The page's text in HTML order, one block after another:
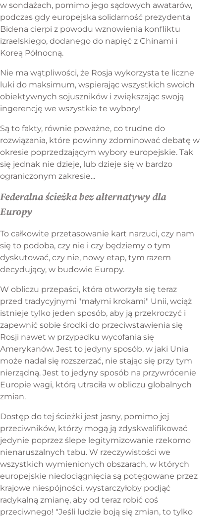
w sondażach, pomimo jego sądowych awatarów,
podczas gdy europejska solidarność prezydenta
Bidena cierpi z powodu wznowienia konfliktu
izraelskiego, dodanego do napięć z Chinami i
Koreą Północną.
Nie ma wątpliwości, że Rosja wykorzysta te liczne
luki do maksimum, wspierając wszystkich swoich
obiektywnych sojuszników i zwiększając swoją
ingerencję we wszystkie te wybory!
Są to fakty, równie poważne, co trudne do
rozwiązania, które powinny zdominować debatę w
okresie poprzedzającym wybory europejskie. Tak
się jednak nie dzieje, lub dzieje się w bardzo
ograniczonym zakresie...
Federalna ścieżka bez alternatywy dla
Europy
To całkowite przetasowanie kart narzuci, czy nam
się to podoba, czy nie i czy będziemy o tym
dyskutować, czy nie, nowy etap, tym razem
decydujący, w budowie Europy.
W obliczu przepaści, która otworzyła się teraz
przed tradycyjnymi "małymi krokami" Unii, wciąż
istnieje tylko jeden sposób, aby ją przekroczyć i
zapewnić sobie środki do przeciwstawienia się
Rosji nawet w przypadku wycofania się
Amerykanów. Jest to jedyny sposób, w jaki Unia
może nadal się rozszerzać, nie stając się przy tym
nierządną. Jest to jedyny sposób na przywrócenie
Europie wagi, którą utraciła w obliczu globalnych
zmian.
Dostęp do tej ścieżki jest jasny, pomimo jej
przeciwników, którzy mogą ją zdyskwalifikować
jedynie poprzez ślepe legitymizowanie rzekomo
nienaruszalnych tabu. W rzeczywistości we
wszystkich wymienionych obszarach, w których
europejskie niedociągnięcia są potęgowane przez
krajowe niespójności, wystarczyłoby podjąć
radykalną zmianę, aby od teraz robić coś
przeciwnego! "Jeśli ludzie boją się zmian, to tylko